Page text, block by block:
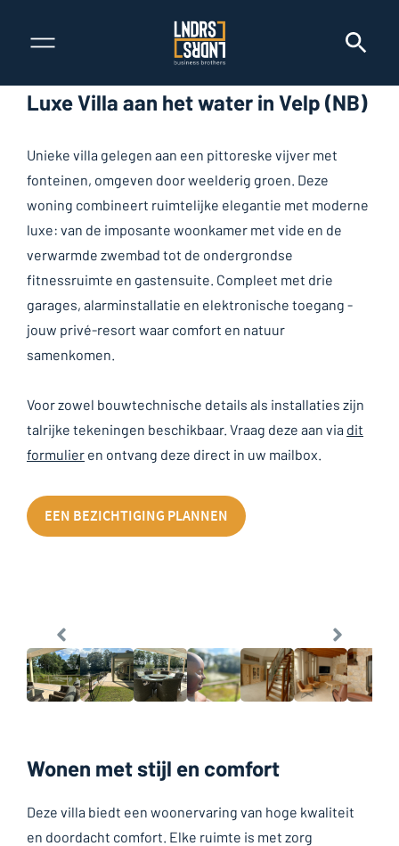
Luxe Villa aan het water in Velp (NB)
Unieke villa gelegen aan een pittoreske vijver met
fonteinen, omgeven door weelderig groen. Deze
woning combineert ruimtelijke elegantie met moderne
luxe: van de imposante woonkamer met vide en de
verwarmde zwembad tot de ondergrondse
fitnessruimte en gastensuite. Compleet met drie
garages, alarminstallatie en elektronische toegang -
jouw privé-resort waar comfort en natuur
samenkomen.
Voor zowel bouwtechnische details als installaties zijn
talrijke tekeningen beschikbaar. Vraag deze aan via dit
formulier en ontvang deze direct in uw mailbox.
EEN BEZICHTIGING PLANNEN
Wonen met stijl en comfort
Deze villa biedt een woonervaring van hoge kwaliteit
en doordacht comfort. Elke ruimte is met zorg